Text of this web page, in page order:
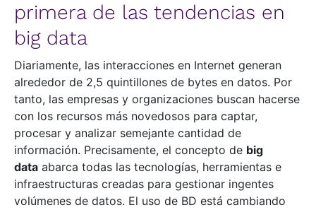
primera de las tendencias en
big data
Diariamente, las interacciones en Internet generan
alrededor de 2,5 quintillones de bytes en datos. Por
tanto, las empresas y organizaciones buscan hacerse
con los recursos más novedosos para captar,
procesar y analizar semejante cantidad de
información. Precisamente, el concepto de big
data abarca todas las tecnologías, herramientas e
infraestructuras creadas para gestionar ingentes
volúmenes de datos. El uso de BD está cambiando